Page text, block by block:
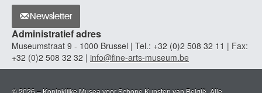
Newsletter
Administratief adres
Museumstraat 9 - 1000 Brussel | Tel.: +32 (0)2 508 32 11 | Fax:
+32 (0)2 508 32 32 | info@fine-arts-museum.be
© 2026 – Koninklijke Musea voor Schone Kunsten van België. Alle